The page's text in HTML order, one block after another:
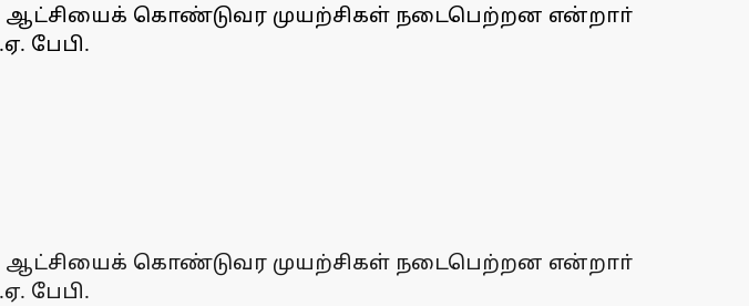
ஆட்சியைக் கொண்டுவர முயற்சிகள் நடைபெற்றன என்றாா்
பேபி.
ஆட்சியைக் கொண்டுவர முயற்சிகள் நடைபெற்றன என்றாா்
பேபி.